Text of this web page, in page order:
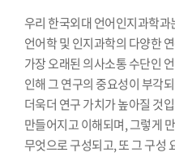
우리 한국외대 언어인지과학
언어학 및 인지과학의 다양한
가장 오래된 의사소통 수단인
인해 그 연구의 중요성이 부각
더욱더 연구 가치가 높아질 것
만들어지고 이해되며, 그렇게
무엇으로 구성되고, 또 그 구성